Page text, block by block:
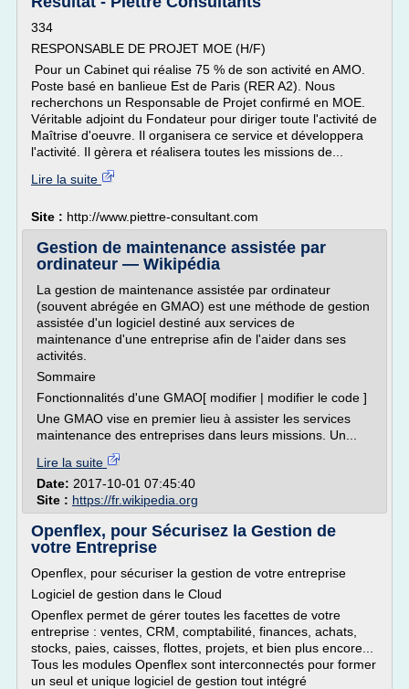
334
RESPONSABLE DE PROJET MOE (H/F)
Pour un Cabinet qui réalise 75 % de son activité en AMO.
Poste basé en banlieue Est de Paris (RER A2). Nous
recherchons un Responsable de Projet confirmé en MOE.
Véritable adjoint du Fondateur pour diriger toute l'activité de
Maîtrise d'oeuvre. Il organisera ce service et développera
l'activité. Il gèrera et réalisera toutes les missions de...
Lire la suite
Site : http://www.piettre-consultant.com
Gestion de maintenance assistée par
ordinateur — Wikipédia
La gestion de maintenance assistée par ordinateur
(souvent abrégée en GMAO) est une méthode de gestion
assistée d'un logiciel destiné aux services de
maintenance d'une entreprise afin de l'aider dans ses
activités.
Sommaire
Fonctionnalités d'une GMAO[ modifier | modifier le code ]
Une GMAO vise en premier lieu à assister les services
maintenance des entreprises dans leurs missions. Un...
Lire la suite
Date: 2017-10-01 07:45:40
Site : https://fr.wikipedia.org
Openflex, pour Sécurisez la Gestion de
votre Entreprise
Openflex, pour sécuriser la gestion de votre entreprise
Logiciel de gestion dans le Cloud
Openflex permet de gérer toutes les facettes de votre
entreprise : ventes, CRM, comptabilité, finances, achats,
stocks, paies, caisses, flottes, projets, et bien plus encore...
Tous les modules Openflex sont interconnectés pour former
un seul et unique logiciel de gestion tout intégré